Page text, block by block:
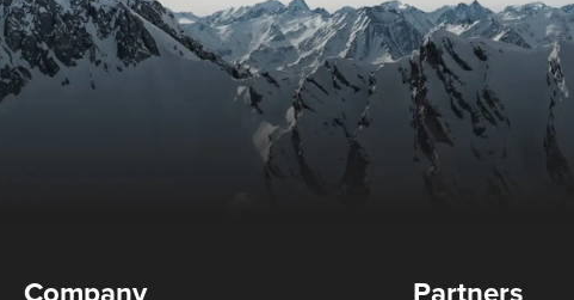
Company Partners